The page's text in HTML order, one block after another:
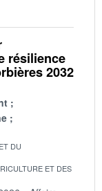
résilience
2032
DU
ET DES